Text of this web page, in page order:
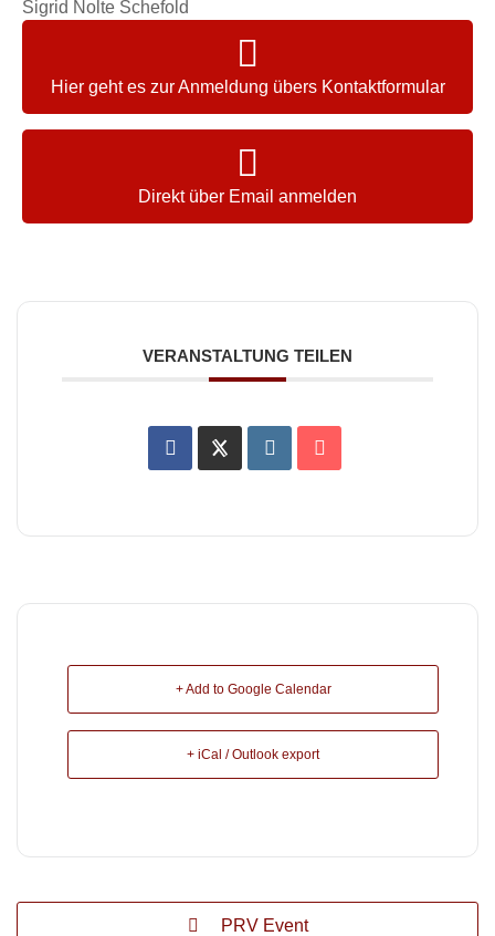
Sigrid Nolte Schefold
Hier geht es zur Anmeldung übers Kontaktformular
Direkt über Email anmelden
VERANSTALTUNG TEILEN
+ Add to Google Calendar
+ iCal / Outlook export
PRV Event